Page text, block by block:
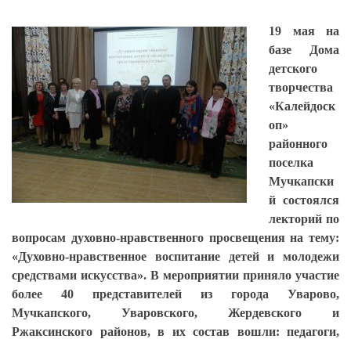
19 мая на
базе Дома
детского
творчества
«Калейдоск
оп»
районного
поселка
Мучкапски
й состоялся
лекторий по
вопросам духовно-нравственного просвещения на тему:
«Духовно-нравственное воспитание детей и молодежи
средствами искусства». В мероприятии приняло участие
более 40 представителей из города Уварово,
Мучкапского, Уваровского, Жердевского и
Ржаксинского районов, в их состав вошли: педагоги,